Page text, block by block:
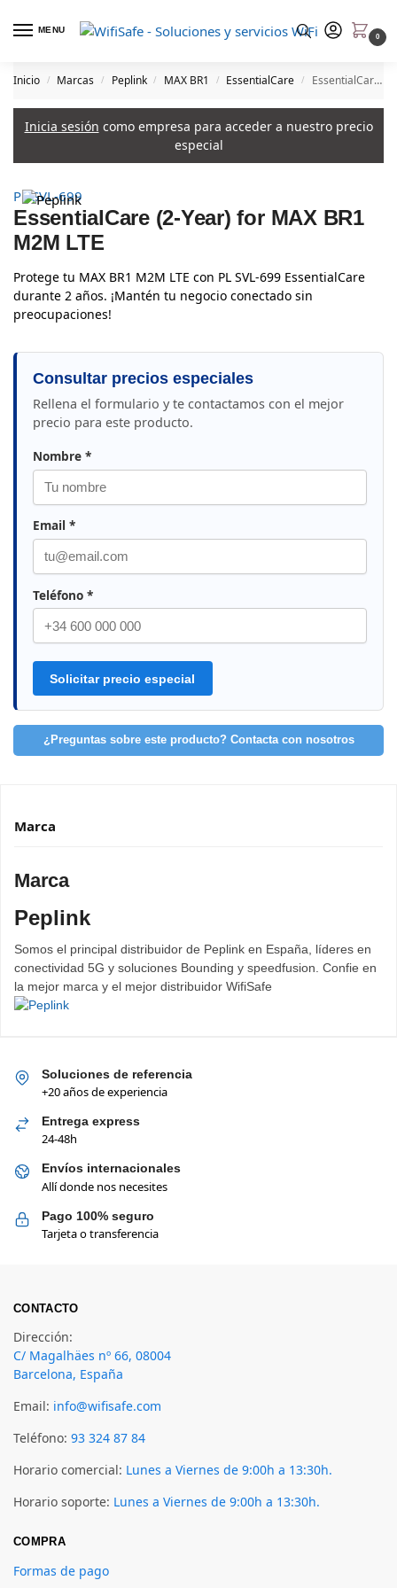
MENU
0
Inicio / Marcas / Peplink / MAX BR1 / EssentialCare / EssentialCare (2-Year) for MAX BR1 M2M LTE
Inicia sesión como empresa para acceder a nuestro precio
especial
PL SVL-699
EssentialCare (2-Year) for MAX BR1
M2M LTE
Protege tu MAX BR1 M2M LTE con PL SVL-699 EssentialCare
durante 2 años. ¡Mantén tu negocio conectado sin
preocupaciones!
Consultar precios especiales
Rellena el formulario y te contactamos con el mejor
precio para este producto.
Nombre *
Email *
Teléfono *
Solicitar precio especial
¿Preguntas sobre este producto? Contacta con nosotros
Marca
Marca
Peplink
Somos el principal distribuidor de Peplink en España, líderes en
conectividad 5G y soluciones Bounding y speedfusion. Confie en
la mejor marca y el mejor distribuidor WifiSafe
Soluciones de referencia
+20 años de experiencia
Entrega express
24-48h
Envíos internacionales
Allí donde nos necesites
Pago 100% seguro
Tarjeta o transferencia
CONTACTO
Dirección:
C/ Magalhäes nº 66, 08004
Barcelona, España
Email: info@wifisafe.com
Teléfono: 93 324 87 84
Horario comercial: Lunes a Viernes de 9:00h a 13:30h.
Horario soporte: Lunes a Viernes de 9:00h a 13:30h.
COMPRA
Formas de pago